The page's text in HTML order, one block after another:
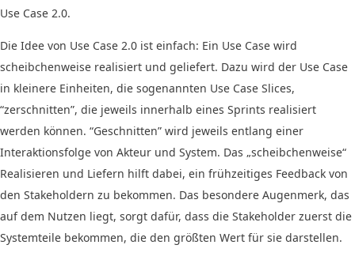
Use Case 2.0.
Die Idee von Use Case 2.0 ist einfach: Ein Use Case wird
scheibchenweise realisiert und geliefert. Dazu wird der Use Case
in kleinere Einheiten, die sogenannten Use Case Slices,
“zerschnitten”, die jeweils innerhalb eines Sprints realisiert
werden können. “Geschnitten” wird jeweils entlang einer
Interaktionsfolge von Akteur und System. Das „scheibchenweise“
Realisieren und Liefern hilft dabei, ein frühzeitiges Feedback von
den Stakeholdern zu bekommen. Das besondere Augenmerk, das
auf dem Nutzen liegt, sorgt dafür, dass die Stakeholder zuerst die
Systemteile bekommen, die den größten Wert für sie darstellen.